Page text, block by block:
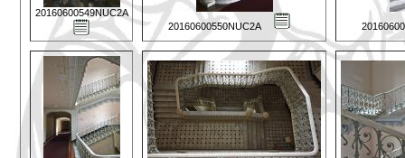
20160600549NUC2A
20160600550NUC2A